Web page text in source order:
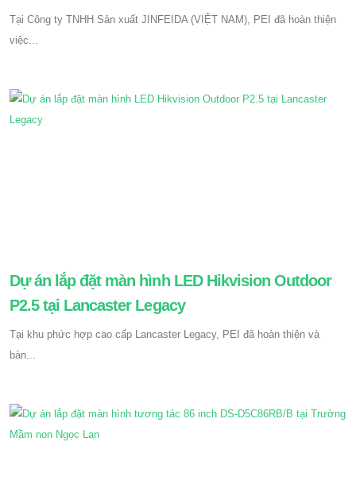
Tại Công ty TNHH Sản xuất JINFEIDA (VIỆT NAM), PEI đã hoàn thiện
việc...
Dự án lắp đặt màn hình LED Hikvision Outdoor
P2.5 tại Lancaster Legacy
Tại khu phức hợp cao cấp Lancaster Legacy, PEI đã hoàn thiện và
bàn...